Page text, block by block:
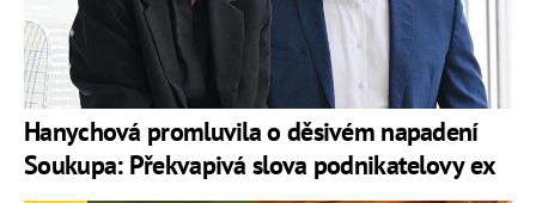
Hanychová promluvila o děsivém napadení
Soukupa: Překvapivá slova podnikatelovy ex